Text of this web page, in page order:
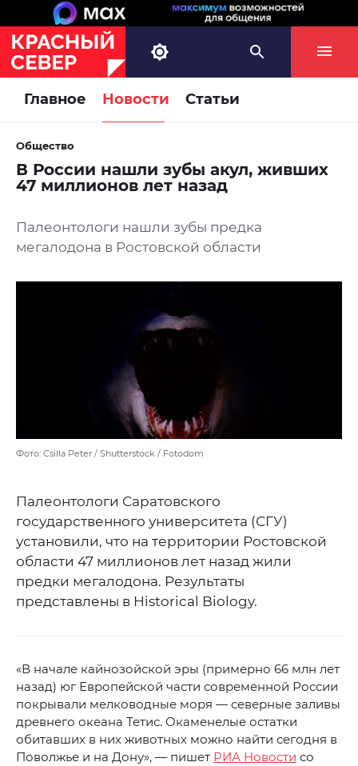
Главное Новости Статьи
Общество
В России нашли зубы акул, живших
47 миллионов лет назад
Палеонтологи нашли зубы предка
мегалодона в Ростовской области
Фото: Csilla Peter / Shutterstock / Fotodom
Палеонтологи Саратовского
государственного университета (СГУ)
установили, что на территории Ростовской
области 47 миллионов лет назад жили
предки мегалодона. Результаты
представлены в Historical Biology.
«В начале кайнозойской эры (примерно 66 млн лет
назад) юг Европейской части современной России
покрывали мелководные моря — северные заливы
древнего океана Тетис. Окаменелые остатки
обитавших в них животных можно найти сегодня в
Поволжье и на Дону», — пишет РИА Новости со